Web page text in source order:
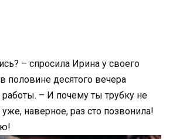
– спросила Ирина у своего
половине десятого вечера
– И почему ты трубку не
наверное, раз сто позвонила!